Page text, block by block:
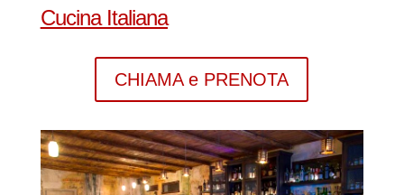
Cucina Italiana
CHIAMA e PRENOTA